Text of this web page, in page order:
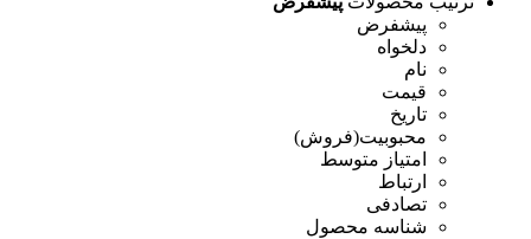
پیشفرض
دلخواه
قیمت
محبوبیت(فروش)
امتیاز متوسط
ارتباط
تصادفی
شناسه محصول